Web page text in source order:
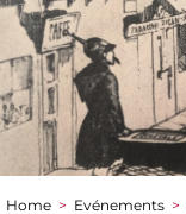
Home > Evénements >